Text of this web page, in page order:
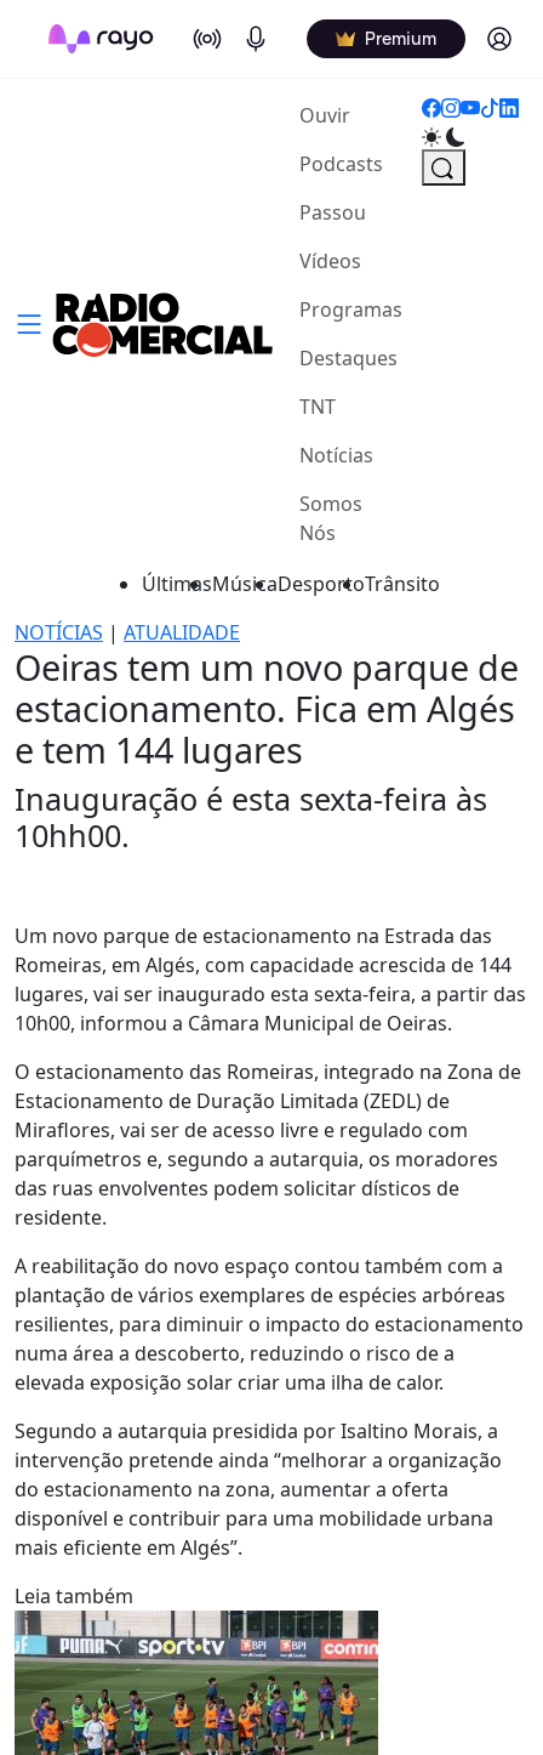
On Air Podcasts Premium Log in
Ouvir(current)
Podcasts
Passou
Vídeos
Programas
Destaques
TNT
Notícias
Somos
Nós
ÚltimasMúsicaDesportoTrânsito
NOTÍCIAS | ATUALIDADE
Oeiras tem um novo parque de
estacionamento. Fica em Algés
e tem 144 lugares
Inauguração é esta sexta-feira às
10hh00.
Um novo parque de estacionamento na Estrada das
Romeiras, em Algés, com capacidade acrescida de 144
lugares, vai ser inaugurado esta sexta-feira, a partir das
10h00, informou a Câmara Municipal de Oeiras.
O estacionamento das Romeiras, integrado na Zona de
Estacionamento de Duração Limitada (ZEDL) de
Miraflores, vai ser de acesso livre e regulado com
parquímetros e, segundo a autarquia, os moradores
das ruas envolventes podem solicitar dísticos de
residente.
A reabilitação do novo espaço contou também com a
plantação de vários exemplares de espécies arbóreas
resilientes, para diminuir o impacto do estacionamento
numa área a descoberto, reduzindo o risco de a
elevada exposição solar criar uma ilha de calor.
Segundo a autarquia presidida por Isaltino Morais, a
intervenção pretende ainda “melhorar a organização
do estacionamento na zona, aumentar a oferta
disponível e contribuir para uma mobilidade urbana
mais eficiente em Algés”.
Leia também